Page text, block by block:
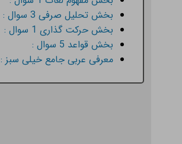
بخش تحلیل صرفی 3 سوال :
بخش حرکت گذاری 1 سوال :
بخش قواعد 5 سوال :
معرفی عربی جامع خیلی سبز :